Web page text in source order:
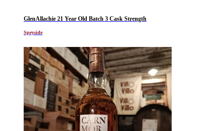
GlenAllachie 21 Year Old Batch 3 Cask Strength
Speyside